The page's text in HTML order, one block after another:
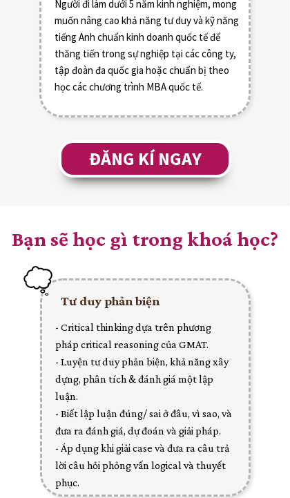
Người đi làm dưới 5 năm kinh nghiệm, mong
muốn nâng cao khả năng tư duy và kỹ năng
tiếng Anh chuẩn kinh doanh quốc tế để
thăng tiến trong sự nghiệp tại các công ty,
tập đoàn đa quốc gia hoặc chuẩn bị theo
học các chương trình MBA quốc tế.
ĐĂNG KÍ NGAY
Bạn sẽ học gì trong khoá học?
- Critical thinking dựa trên phương
pháp critical reasoning của GMAT.
- Luyện tư duy phản biện, khả năng xây
dựng, phân tích & đánh giá một lập
luận.
- Biết lập luận đúng/ sai ở đâu, vì sao, và
đưa ra đánh giá, dự đoán và giải pháp.
- Áp dụng khi giải case và đưa ra câu trả
lời câu hỏi phỏng vấn logical và thuyết
phục.
Tư duy phản biện